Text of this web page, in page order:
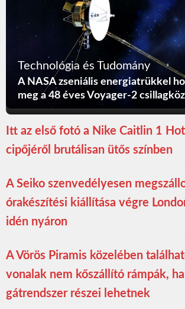
Technológia és Tudomány
A NASA zseniális energiatrükkel
meg a 48 éves Voyager-2
Itt az első fotó a Nike Caitlin 1
cipőjéről brutálisan ütős színben
A Seiko szenvedélyesen
órakészítési kiállítása végre
idén nyáron
A Vörös Piramis közelében
vonalak nem kőszállító rámpák,
gátrendszer részei lehetnek